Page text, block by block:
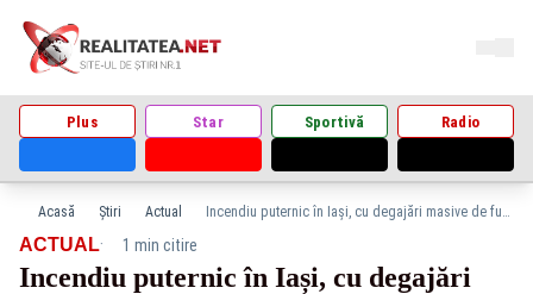
Plus Star Sportivă Radio
Acasă Știri Actual Incendiu puternic în Iași, cu degajări masive de fum. Intervin pompierii
ACTUAL· 1 min citire
Incendiu puternic în Iași, cu degajări